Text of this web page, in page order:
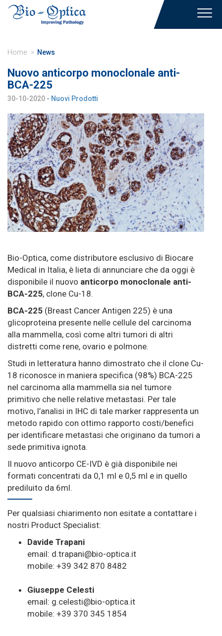
Home News
Nuovo anticorpo monoclonale anti-
BCA-225
30-10-2020 - Nuovi Prodotti
Bio-Optica, come distributore esclusivo di Biocare
Medical in Italia, è lieta di annunciare che da oggi è
disponibile il nuovo anticorpo monoclonale anti-
BCA-225, clone Cu-18.
BCA-225 (Breast Cancer Antigen 225) è una
glicoproteina presente nelle cellule del carcinoma
alla mammella, così come altri tumori di altri
distretti come rene, ovario e polmone.
Studi in letteratura hanno dimostrato che il clone Cu-
18 riconosce in maniera specifica (98%) BCA-225
nel carcinoma alla mammella sia nel tumore
primitivo che nelle relative metastasi. Per tale
motivo, l’analisi in IHC di tale marker rappresenta un
metodo rapido con ottimo rapporto costi/benefici
per identificare metastasi che originano da tumori a
sede primitiva ignota.
Il nuovo anticorpo CE-IVD è già disponibile nei
formati concentrati da 0,1 ml e 0,5 ml e in quello
prediluito da 6ml.
Per qualsiasi chiarimento non esitate a contattare i
nostri Product Specialist:
Davide Trapani
email: d.trapani@bio-optica.it
mobile: +39 342 870 8482
Giuseppe Celesti
email: g.celesti@bio-optica.it
mobile: +39 370 345 1854